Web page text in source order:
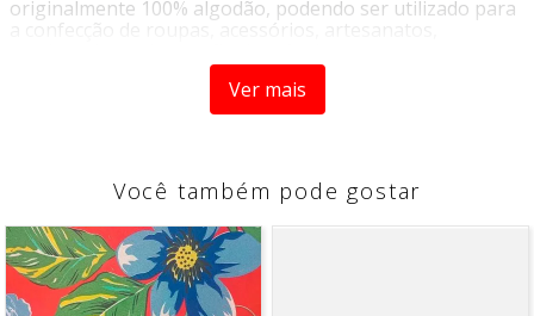
originalmente 100% algodão, podendo ser utilizado para
a confecção de roupas, acessórios, artesanatos,
Sua variedade de cores e estampas proporciona infinitas
possibilidades de criação de acordo com a sua
INSTRUÇÕES DE LAVAGEM
• Lavagem a temperatura máxima de 40°C
• Não Alvejar
Ver mais
Você também pode gostar